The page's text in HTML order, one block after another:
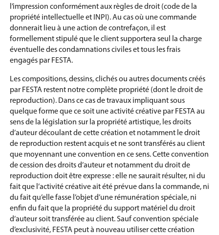
l’impression conformément aux règles de droit (code de la
propriété intellectuelle et INPI). Au cas où une commande
donnerait lieu à une action de contrefaçon, il est
formellement stipulé que le client supportera seul la charge
éventuelle des condamnations civiles et tous les frais
engagés par FESTA.
Les compositions, dessins, clichés ou autres documents créés
par FESTA restent notre complète propriété (dont le droit de
reproduction). Dans ce cas de travaux impliquant sous
quelque forme que ce soit une activité créative par FESTA au
sens de la législation sur la propriété artistique, les droits
d’auteur découlant de cette création et notamment le droit
de reproduction restent acquis et ne sont transférés au client
que moyennant une convention en ce sens. Cette convention
de cession des droits d’auteur et notamment du droit de
reproduction doit être expresse : elle ne saurait résulter, ni du
fait que l’activité créative ait été prévue dans la commande, ni
du fait qu’elle fasse l’objet d’une rémunération spéciale, ni
enfin du fait que la propriété du support matériel du droit
d’auteur soit transférée au client. Sauf convention spéciale
d’exclusivité, FESTA peut à nouveau utiliser cette création